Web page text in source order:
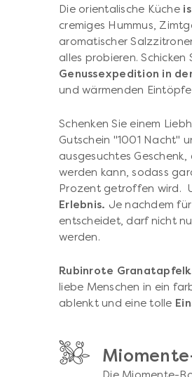
Die orientalische Küche
cremiges Hummus,
aromatischer
alles probieren. Schicken
Genussexpedition in
und wärmenden
Schenken Sie einem
Gutschein "1001 Nacht"
ausgesuchtes
werden kann, sodass
Prozent getroffen wird.
Erlebnis. Je nachdem
entscheidet, darf nicht
werden.
Rubinrote
liebe Menschen in ein
ablenkt und eine tolle